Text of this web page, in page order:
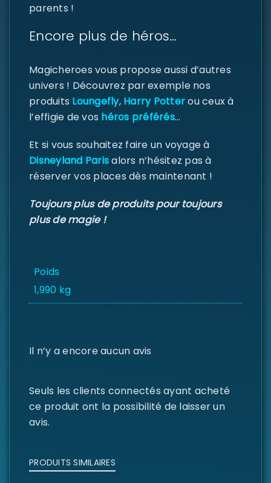
de passe*
Se souvenir de moi
SE CONNECTER
parents !
Encore plus de héros…
Magicheroes vous propose aussi d’autres
univers ! Découvrez par exemple nos
produits Loungefly,Harry Potterou ceux à
l’effigie de vos héros préférés…
Et si vous souhaitez faire un voyage à
Disneyland Parisalors n’hésitez pas à
réserver vos places dès maintenant !
Toujours plus de produits pour toujours
plus de magie !
Poids
1,990 kg
Il n’y a encore aucun avis
Seuls les clients connectés ayant acheté
ce produit ont la possibilité de laisser un
avis.
PRODUITS SIMILAIRES